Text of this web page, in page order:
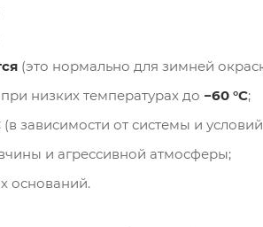
(это нормально для зимней
низких температурах до −60 °C;
(в зависимости от системы и
и агрессивной атмосферы;
оснований.